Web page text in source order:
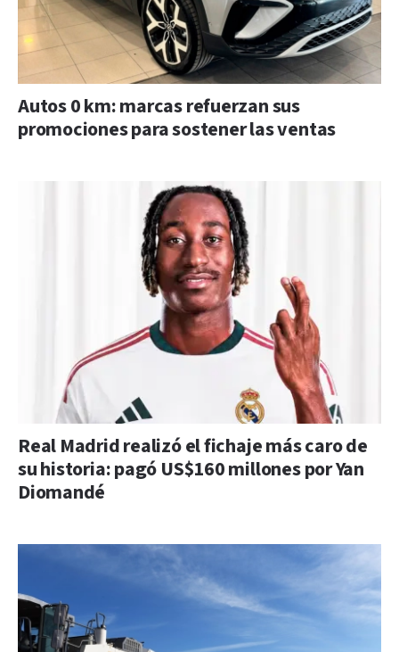
Autos 0 km: marcas refuerzan sus
promociones para sostener las ventas
Real Madrid realizó el fichaje más caro de
su historia: pagó US$160 millones por Yan
Diomandé